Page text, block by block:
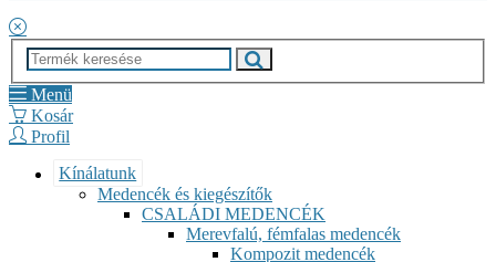
Menü
Kosár
Profil
Kínálatunk
Medencék és kiegészítők
CSALÁDI MEDENCÉK
Merevfalú, fémfalas medencék
Kompozit medencék